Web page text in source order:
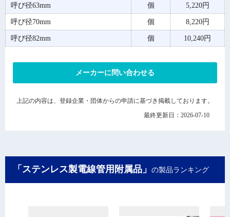
呼び径63mm
個
5,220円
呼び径70mm
個
8,220円
呼び径82mm
個 10,240円
メーカーに問い合わせる
上記の内容は、登録企業・団体からの申請に基づき掲載しております。
最終更新日：2026-07-10
「ステンレス製電線管用附属品」 の製品ランキング